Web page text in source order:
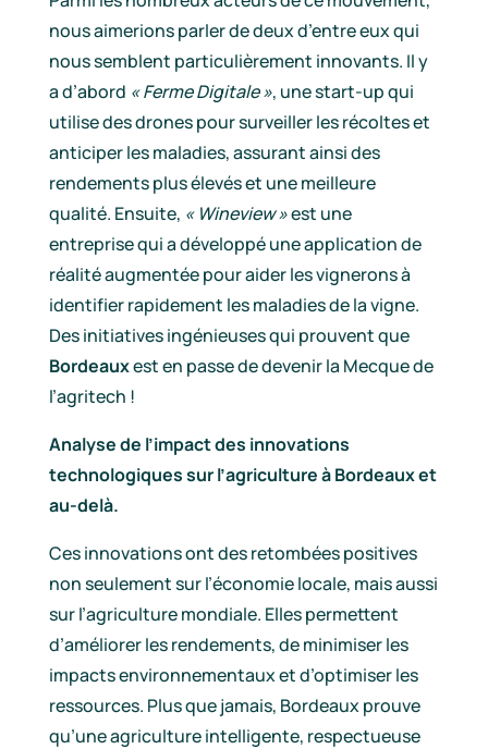
nous aimerions parler de deux d’entre eux qui
nous semblent particulièrement innovants. Il y
a d’abord « Ferme Digitale », une start-up qui
utilise des drones pour surveiller les récoltes et
anticiper les maladies, assurant ainsi des
rendements plus élevés et une meilleure
qualité. Ensuite, « Wineview »est une
entreprise qui a développé une application de
réalité augmentée pour aider les vignerons à
identifier rapidement les maladies de la vigne.
Des initiatives ingénieuses qui prouvent que
Bordeauxest en passe de devenir la Mecque de
l’agritech !
Analyse de l’impact des innovations
technologiques sur l’agriculture à Bordeaux et
au-delà.
Ces innovations ont des retombées positives
non seulement sur l’économie locale, mais aussi
sur l’agriculture mondiale. Elles permettent
d’améliorer les rendements, de minimiser les
impacts environnementaux et d’optimiser les
ressources. Plus que jamais, Bordeaux prouve
qu’une agriculture intelligente, respectueuse